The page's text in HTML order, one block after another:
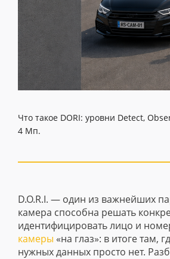
Что такое DORI: уровни Detect,
4 Мп.
D.O.R.I. — один из важнейших
камера способна решать
идентифицировать лицо и
камеры «на глаз»: в итоге там,
нужных данных просто нет.